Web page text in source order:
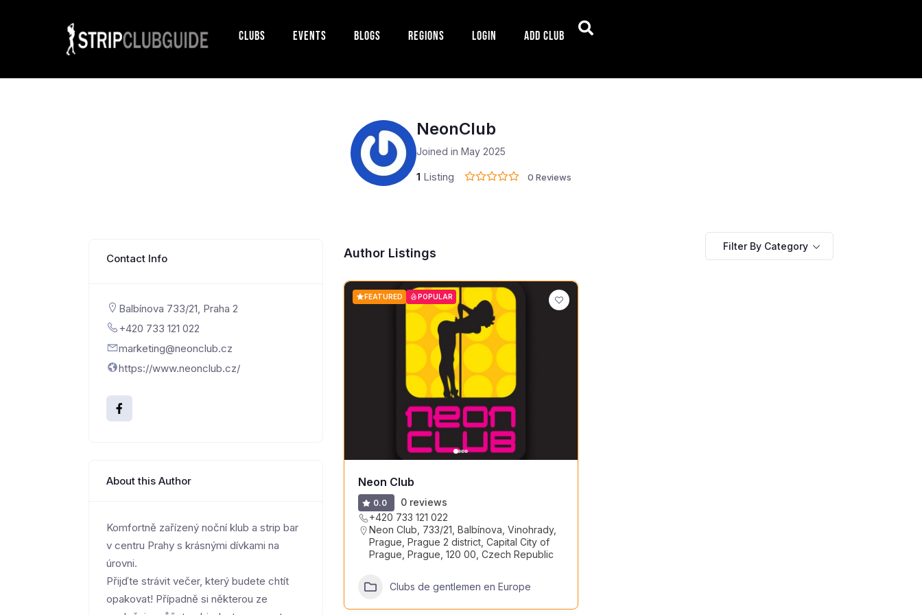
Clubs Events Blogs Regions Login Add Club
NeonClub
Joined in May 2025
1 Listing 0 Reviews
Contact Info
Balbínova 733/21, Praha 2
+420 733 121 022
marketing@neonclub.cz
https://www.neonclub.cz/
About this Author
Komfortně zařízený noční klub a strip bar
v centru Prahy s krásnými dívkami na
úrovni.
Přijďte strávit večer, který budete chtít
opakovat! Případně si některou ze
Author Listings Filter By Category
FEATURED POPULAR
Neon Club
0.0
0 reviews
+420 733 121 022
Neon Club, 733/21, Balbínova, Vinohrady,
Prague, Prague 2 district, Capital City of
Prague, Prague, 120 00, Czech Republic
Clubs de gentlemen en Europe